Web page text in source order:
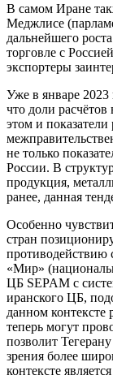
В самом Иране
Меджлисе
дальнейшего
торговле с
экспортеры
Уже в январе
что доли
этом и
не только
России. В
продукция,
ранее, данная
Особенно
стран
противодействию
«Мир»
ЦБ SEPAM с
иранского ЦБ,
данном
теперь могут
позволит
зрения более
контексте